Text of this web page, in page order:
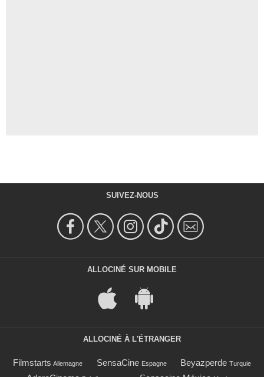
SUIVEZ-NOUS
ALLOCINÉ SUR MOBILE
ALLOCINÉ À L'ÉTRANGER
Filmstarts Allemagne SensaCine Espagne Beyazperde Turquie